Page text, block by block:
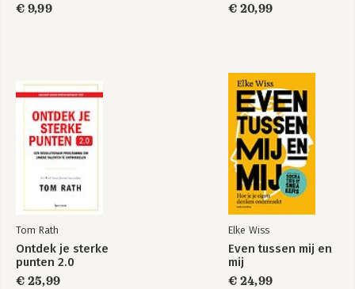
€ 9,99
€ 20,99
Tom Rath
Ontdek je sterke
punten 2.0
€ 25,99
Elke Wiss
Even tussen mij en
mij
€ 24,99